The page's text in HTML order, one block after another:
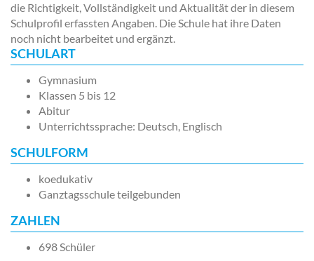
die Richtigkeit, Vollständigkeit und Aktualität der in diesem
Schulprofil erfassten Angaben. Die Schule hat ihre Daten
noch nicht bearbeitet und ergänzt.
SCHULART
Gymnasium
Klassen 5 bis 12
Abitur
Unterrichtssprache: Deutsch, Englisch
SCHULFORM
koedukativ
Ganztagsschule teilgebunden
ZAHLEN
698 Schüler